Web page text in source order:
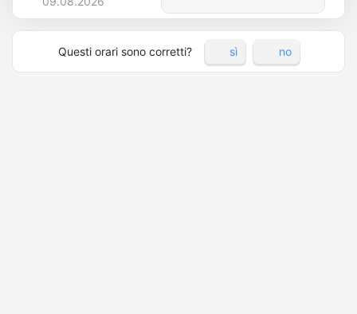
Questi orari sono corretti? sì no